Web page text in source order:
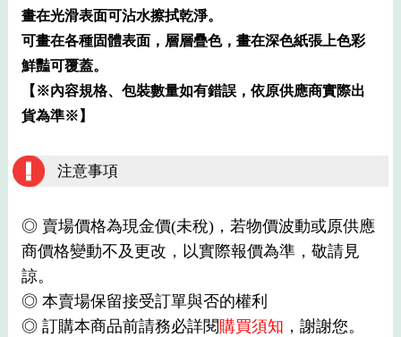
畫在光滑表面可沾水擦拭乾淨。
可畫在各種固體表面，層層疊色，畫在深色紙張上色彩
鮮豔可覆蓋。
【※內容規格、包裝數量如有錯誤，依原供應商實際出
貨為準※】
注意事項
◎ 賣場價格為現金價(未稅)，若物價波動或原供應
商價格變動不及更改，以實際報價為準，敬請見
諒。
◎ 本賣場保留接受訂單與否的權利
◎ 訂購本商品前請務必詳閱購買須知 ，謝謝您。